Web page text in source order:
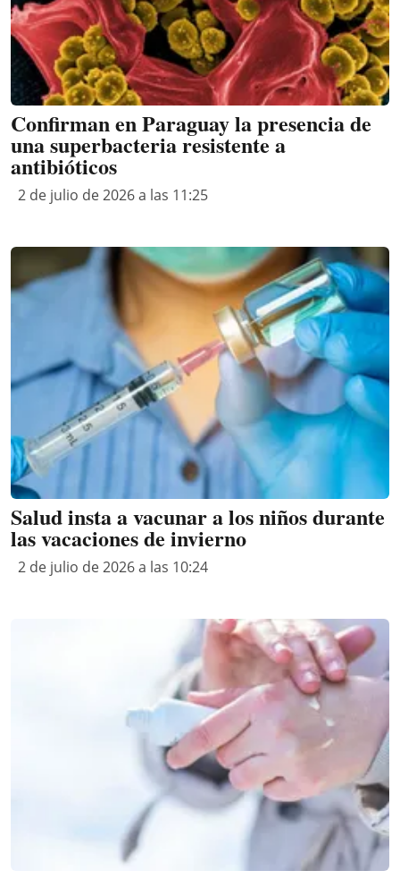
Confirman en Paraguay la presencia de
una superbacteria resistente a
antibióticos
2 de julio de 2026 a las 11:25
Salud insta a vacunar a los niños durante
las vacaciones de invierno
2 de julio de 2026 a las 10:24